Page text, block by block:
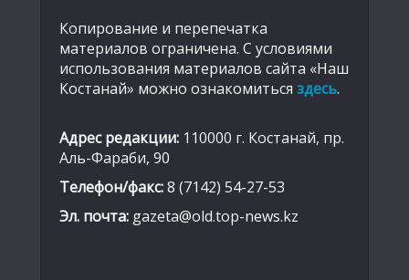
Копирование и перепечатка
материалов ограничена. С условиями
использования материалов сайта «Наш
Костанай» можно ознакомиться здесь.
Адрес редакции: 110000 г. Костанай, пр.
Аль-Фараби, 90
Телефон/факс:8 (7142) 54-27-53
Эл. почта: gazeta@old.top-news.kz